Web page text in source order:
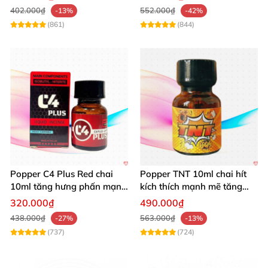
Cẩn thận:
402.000₫
-13%
(861)
552.000₫
-42%
(844)
Popper C4 Plus Red chai
10ml tăng hưng phấn mạnh
mẽ kích thích
320.000₫
438.000₫
-27%
(737)
Popper TNT 10ml chai hít
kích thích mạnh mẽ tăng
cảm giác
490.000₫
563.000₫
-13%
(724)